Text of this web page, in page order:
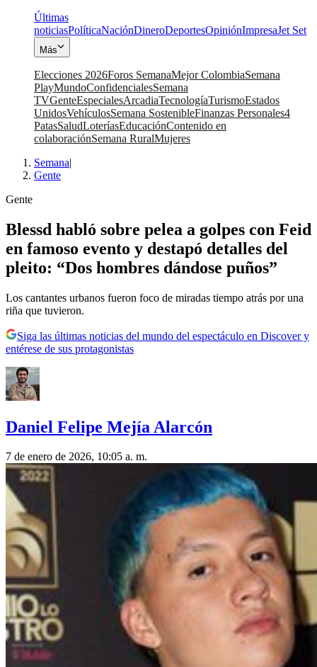
Últimas
noticiasPolíticaNaciónDineroDeportesOpiniónImpresaJet Set
Más
Elecciones 2026Foros SemanaMejor ColombiaSemana
PlayMundoConfidencialesSemana
TVGenteEspecialesArcadiaTecnologíaTurismoEstados
UnidosVehículosSemana SostenibleFinanzas Personales4
PatasSaludLoteríasEducaciónContenido en
colaboraciónSemana RuralMujeres
Semana|
Gente
Gente
Blessd habló sobre pelea a golpes con Feid
en famoso evento y destapó detalles del
pleito: “Dos hombres dándose puños”
Los cantantes urbanos fueron foco de miradas tiempo atrás por una
riña que tuvieron.
Siga las últimas noticias del mundo del espectáculo en Discover y
entérese de sus protagonistas
Daniel Felipe Mejía Alarcón
7 de enero de 2026, 10:05 a. m.